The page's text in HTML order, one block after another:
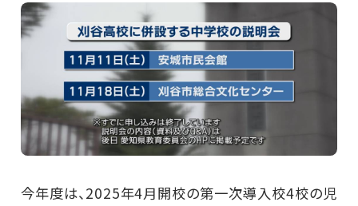
今年度は、2025年4月開校の第一次導入校4校の児